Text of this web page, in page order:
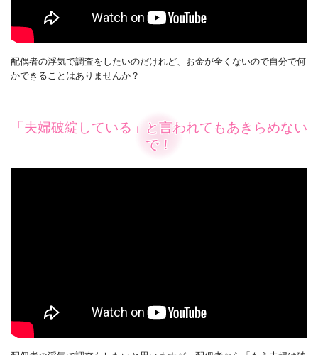
配偶者の浮気で調査をしたいのだけれど、お金が全くないので自分で何
かできることはありませんか？
「夫婦破綻している」と言われてもあきらめない
で！